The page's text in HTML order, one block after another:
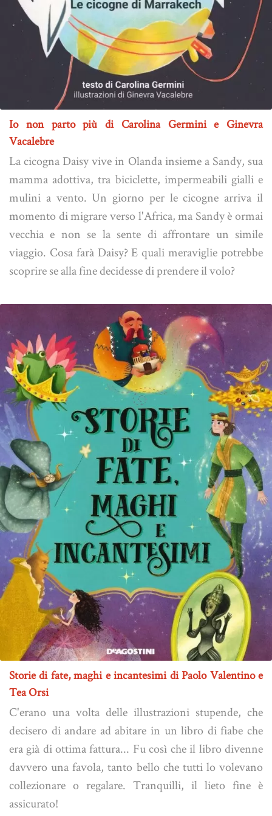
Io non parto più di Carolina Germini e Ginevra
Vacalebre
La cicogna Daisy vive in Olanda insieme a Sandy, sua
mamma adottiva, tra biciclette, impermeabili gialli e
mulini a vento. Un giorno per le cicogne arriva il
momento di migrare verso l'Africa, ma Sandy è ormai
vecchia e non se la sente di affrontare un simile
viaggio. Cosa farà Daisy? E quali meraviglie potrebbe
scoprire se alla fine decidesse di prendere il volo?
Storie di fate, maghi e incantesimi di Paolo Valentino e
Tea Orsi
C'erano una volta delle illustrazioni stupende, che
decisero di andare ad abitare in un libro di fiabe che
era già di ottima fattura... Fu così che il libro divenne
davvero una favola, tanto bello che tutti lo volevano
collezionare o regalare. Tranquilli, il lieto fine è
assicurato!